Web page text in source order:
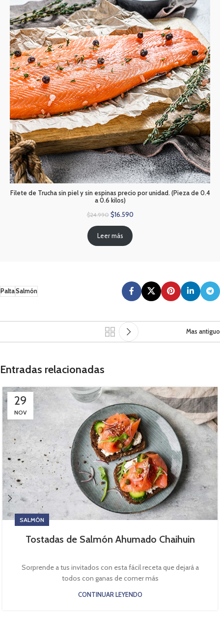
Filete de Trucha sin piel y sin espinas precio por unidad. (Pieza de 0.4
a 0.6 kilos)
$24.990 $16.590
Leer más
PaltaSalmón
Mas antiguo
Entradas relacionadas
29
NOV
SALMÓN
Tostadas de Salmón Ahumado Chaihuin
Sorprende a tus invitados con esta fácil receta que dejará a
todos con ganas de comer más
CONTINUAR LEYENDO